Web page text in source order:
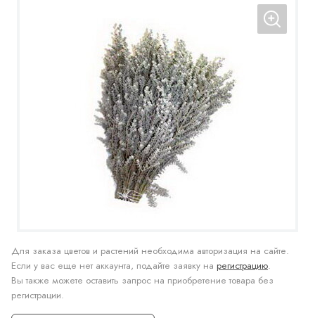
Для заказа цветов и растений необходима авторизация на сайте.
Если у вас еще нет аккаунта, подайте заявку на регистрацию.
Вы также можете оставить запрос на приобретение товара без
регистрации.